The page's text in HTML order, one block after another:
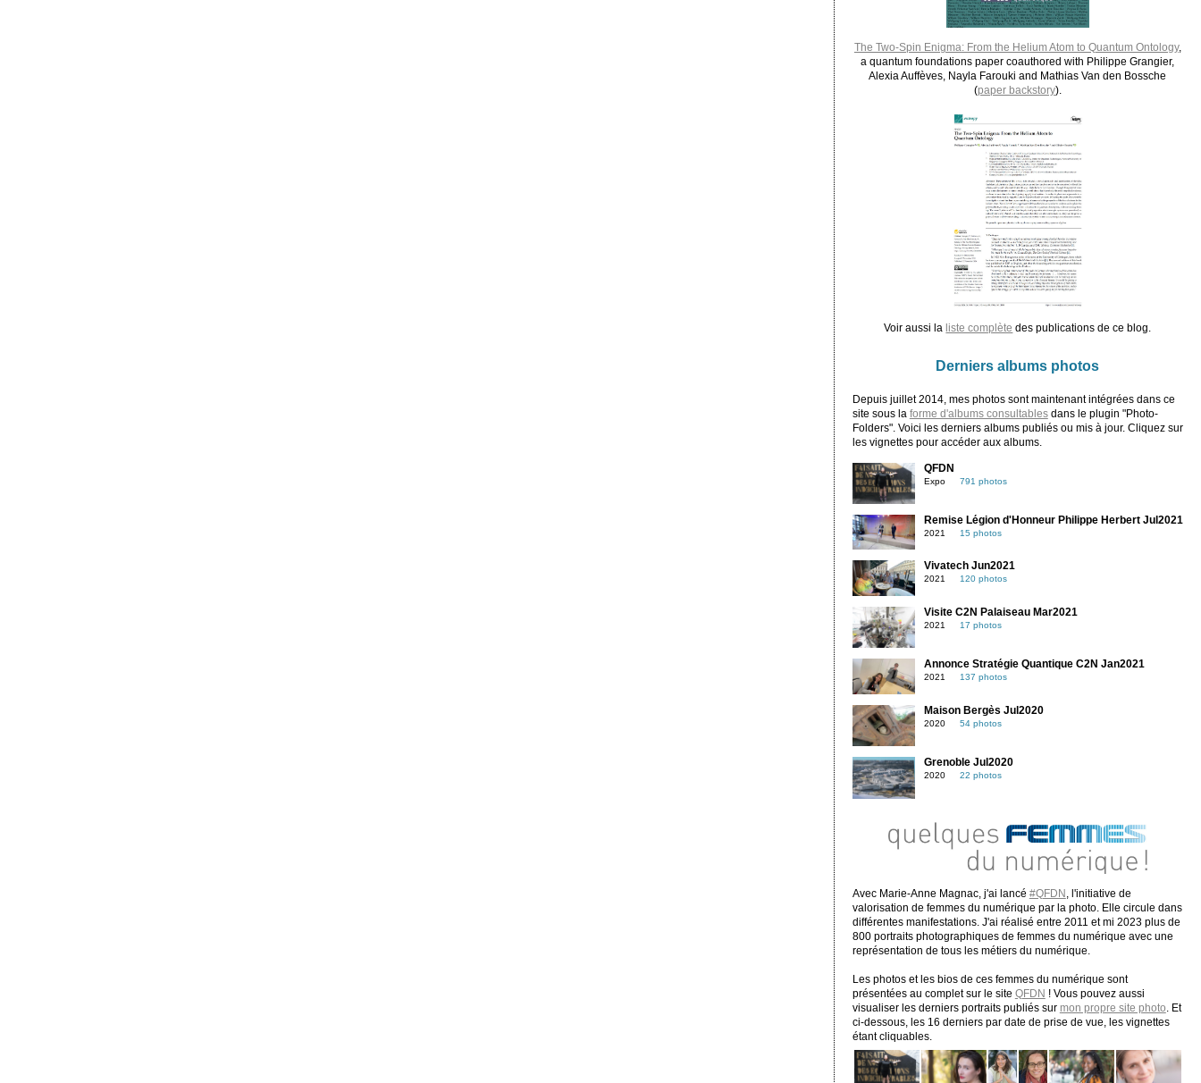
The Two-Spin Enigma: From the Helium Atom to Quantum Ontology,
a quantum foundations paper coauthored with Philippe Grangier,
Alexia Auffèves, Nayla Farouki and Mathias Van den Bossche
(paper backstory).
Voir aussi la liste complète des publications de ce blog.
Derniers albums photos
Depuis juillet 2014, mes photos sont maintenant intégrées dans ce
site sous la forme d'albums consultablesdans le plugin "Photo-
Folders". Voici les derniers albums publiés ou mis à jour. Cliquez sur
les vignettes pour accéder aux albums.
QFDN
Expo 791 photos
Remise Légion d'Honneur Philippe Herbert Jul2021
2021 15 photos
Vivatech Jun2021
2021 120 photos
Visite C2N Palaiseau Mar2021
2021 17 photos
Annonce Stratégie Quantique C2N Jan2021
2021 137 photos
Maison Bergès Jul2020
2020 54 photos
Grenoble Jul2020
2020 22 photos
Avec Marie-Anne Magnac, j'ai lancé #QFDN
, l'initiative de
valorisation de femmes du numérique par la photo. Elle circule dans
différentes manifestations. J'ai réalisé entre 2011 et mi 2023 plus de
800 portraits photographiques de femmes du numérique avec une
représentation de tous les métiers du numérique.
Les photos et les bios de ces femmes du numérique sont
présentées au complet sur le site QFDN ! Vous pouvez aussi
visualiser les derniers portraits publiés sur mon propre site photo . Et
ci-dessous, les 16 derniers par date de prise de vue, les vignettes
étant cliquables.